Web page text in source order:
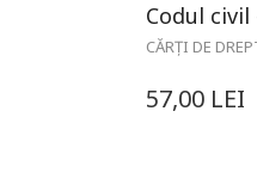
Codul
CĂRȚI DE
57,00 LEI